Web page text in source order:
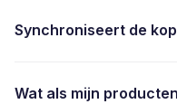
Synchroniseert de
Wat als mijn